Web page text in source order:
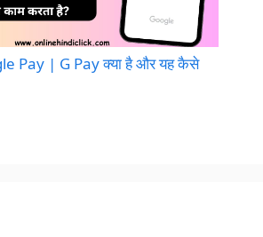
Pay | G Pay क्या है और यह कैसे